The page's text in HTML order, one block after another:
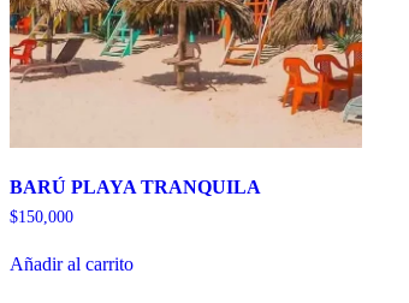
BARÚ PLAYA TRANQUILA
$150,000
Añadir al carrito